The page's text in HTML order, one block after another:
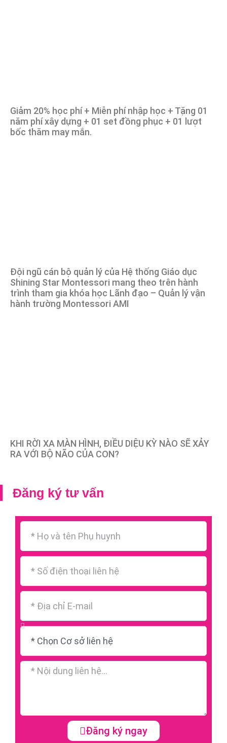
Giảm 20% học phí + Miễn phí nhập học + Tặng 01
năm phí xây dựng + 01 set đồng phục + 01 lượt
bốc thăm may mắn.
Đội ngũ cán bộ quản lý của Hệ thống Giáo dục
Shining Star Montessori mang theo trên hành
trình tham gia khóa học Lãnh đạo – Quản lý vận
hành trường Montessori AMI
KHI RỜI XA MÀN HÌNH, ĐIỀU DIỆU KỲ NÀO SẼ XẢY
RA VỚI BỘ NÃO CỦA CON?
Đăng ký tư vấn
Đăng ký ngay